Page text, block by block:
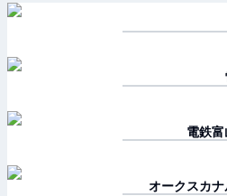
電鉄
オークスカ